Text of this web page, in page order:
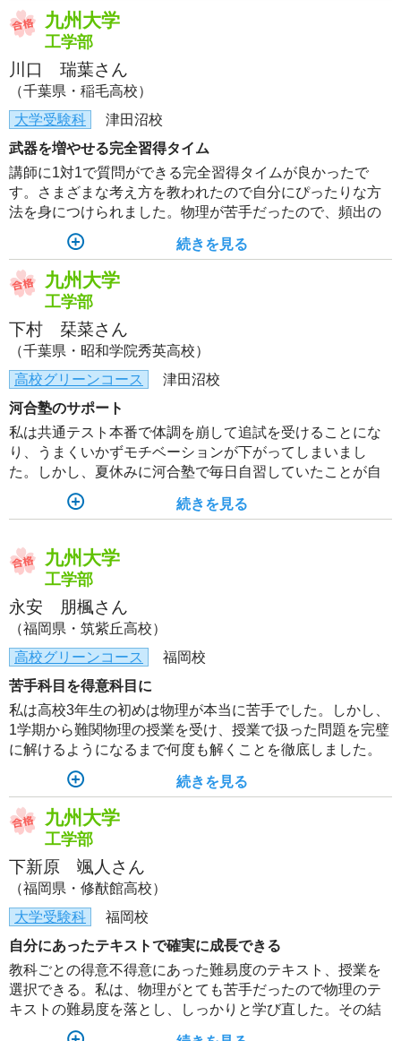
九州大学
工学部
川口 瑞葉さん
（千葉県・稲毛高校）
大学受験科
津田沼校
武器を増やせる完全習得タイム
講師に1対1で質問ができる完全習得タイムが良かったで
す。さまざまな考え方を教われたので自分にぴったりな方
法を身につけられました。物理が苦手だったので、頻出の
単振動やドップラー効果で使える武器が増えたのは強みに
なりました。
続きを見る
九州大学
工学部
下村 栞菜さん
（千葉県・昭和学院秀英高校）
高校グリーンコース
津田沼校
河合塾のサポート
私は共通テスト本番で体調を崩して追試を受けることにな
り、うまくいかずモチベーションが下がってしまいまし
た。しかし、夏休みに河合塾で毎日自習していたことが自
分の自信になっていたことと、チューターや友達などのサ
ポートによって、モチベーションを保つことができまし
続きを見る
九州大学
工学部
永安 朋楓さん
（福岡県・筑紫丘高校）
高校グリーンコース
福岡校
苦手科目を得意科目に
私は高校3年生の初めは物理が本当に苦手でした。しかし、
1学期から難関物理の授業を受け、授業で扱った問題を完璧
に解けるようになるまで何度も解くことを徹底しました。
その結果、苦手を克服することができ、最終的に物理を得
意科目として志望校に合格することができました！講師に
はとても感謝しています。
続きを見る
九州大学
工学部
下新原 颯人さん
（福岡県・修猷館高校）
大学受験科
福岡校
自分にあったテキストで確実に成長できる
教科ごとの得意不得意にあった難易度のテキスト、授業を
選択できる。私は、物理がとても苦手だったので物理のテ
キストの難易度を落とし、しっかりと学び直した。その結
果、模試では少しずつ良い点数を出せるようになり、入試